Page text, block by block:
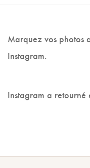
Marquez vos photos
Instagram.
Instagram a retourné